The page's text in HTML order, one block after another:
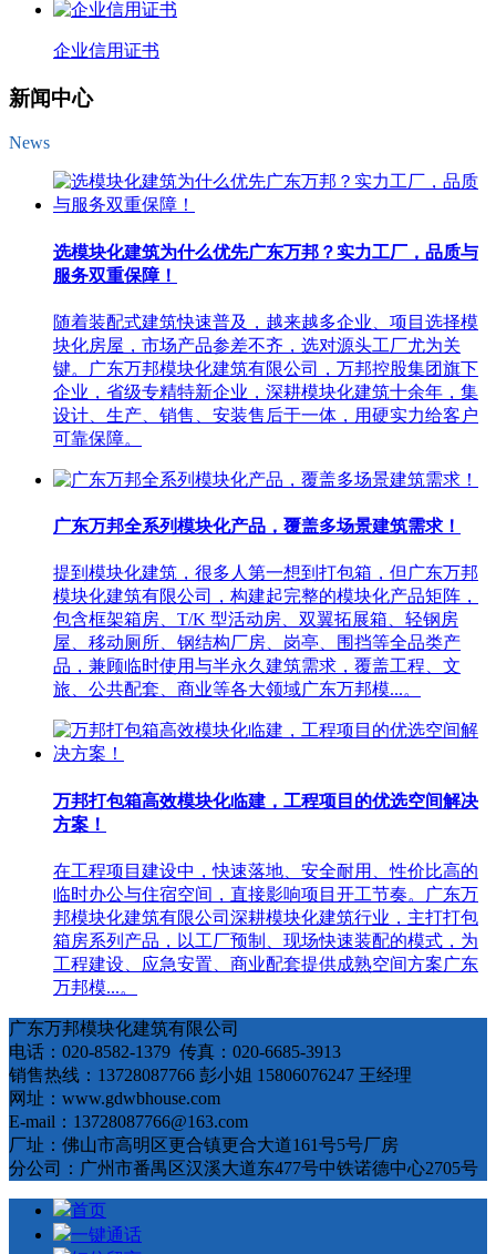
企业信用证书
新闻中心
News
选模块化建筑为什么优先广东万邦？实力工厂，品质与
服务双重保障！
随着装配式建筑快速普及，越来越多企业、项目选择模
块化房屋，市场产品参差不齐，选对源头工厂尤为关
键。广东万邦模块化建筑有限公司，万邦控股集团旗下
企业，省级专精特新企业，深耕模块化建筑十余年，集
设计、生产、销售、安装售后于一体，用硬实力给客户
可靠保障。
广东万邦全系列模块化产品，覆盖多场景建筑需求！
提到模块化建筑，很多人第一想到打包箱，但广东万邦
模块化建筑有限公司，构建起完整的模块化产品矩阵，
包含框架箱房、T/K 型活动房、双翼拓展箱、轻钢房
屋、移动厕所、钢结构厂房、岗亭、围挡等全品类产
品，兼顾临时使用与半永久建筑需求，覆盖工程、文
旅、公共配套、商业等各大领域广东万邦模...。
万邦打包箱高效模块化临建，工程项目的优选空间解决
方案！
在工程项目建设中，快速落地、安全耐用、性价比高的
临时办公与住宿空间，直接影响项目开工节奏。广东万
邦模块化建筑有限公司深耕模块化建筑行业，主打打包
箱房系列产品，以工厂预制、现场快速装配的模式，为
工程建设、应急安置、商业配套提供成熟空间方案广东
万邦模...。
广东万邦模块化建筑有限公司
电话：020-8582-1379 传真：020-6685-3913
销售热线：13728087766 彭小姐 15806076247 王经理
网址：www.gdwbhouse.com
E-mail：13728087766@163.com
厂址：佛山市高明区更合镇更合大道161号5号厂房
分公司：广州市番禺区汉溪大道东477号中铁诺德中心2705号
首页
一键通话